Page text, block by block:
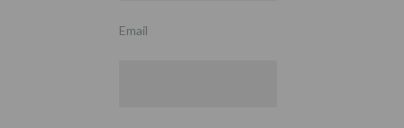
Email